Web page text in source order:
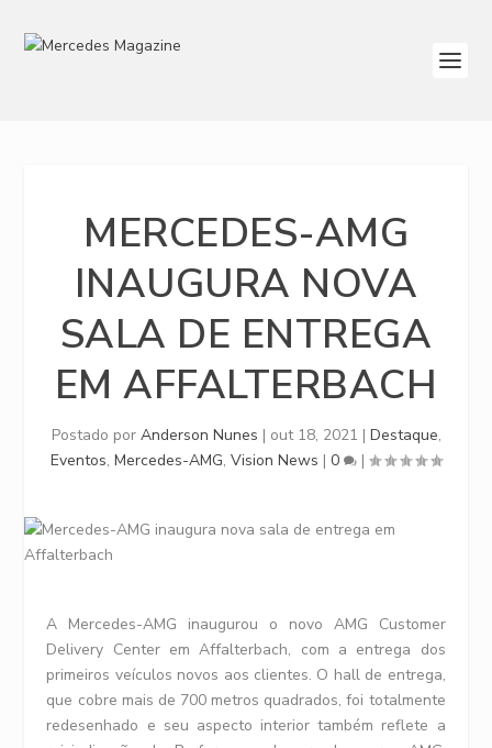
MERCEDES-AMG
INAUGURA NOVA
SALA DE ENTREGA
EM AFFALTERBACH
Postado por Anderson Nunes | out 18, 2021 | Destaque,
Eventos, Mercedes-AMG, Vision News | 0 |
A Mercedes-AMG inaugurou o novo AMG Customer
Delivery Center em Affalterbach, com a entrega dos
primeiros veículos novos aos clientes. O hall de entrega,
que cobre mais de 700 metros quadrados, foi totalmente
redesenhado e seu aspecto interior também reflete a